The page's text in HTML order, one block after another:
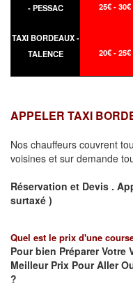
- PESSAC
25€ - 30€
TAXI BORDEAUX -
TALENCE
20€ - 25€
APPELER TAXI
Nos chauffeurs couvrent
voisines et sur demande
Réservation et Devis .
surtaxé )
Quel est le prix d'une
Pour bien Préparer Votre
Meilleur Prix Pour Aller
?